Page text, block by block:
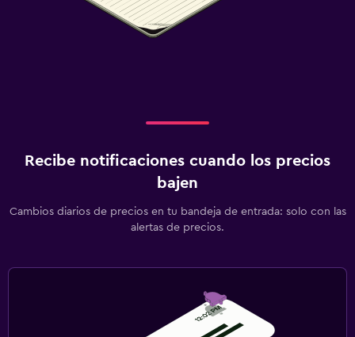
Recibe notificaciones cuando los precios
bajen
Cambios diarios de precios en tu bandeja de entrada: solo con las
alertas de precios.